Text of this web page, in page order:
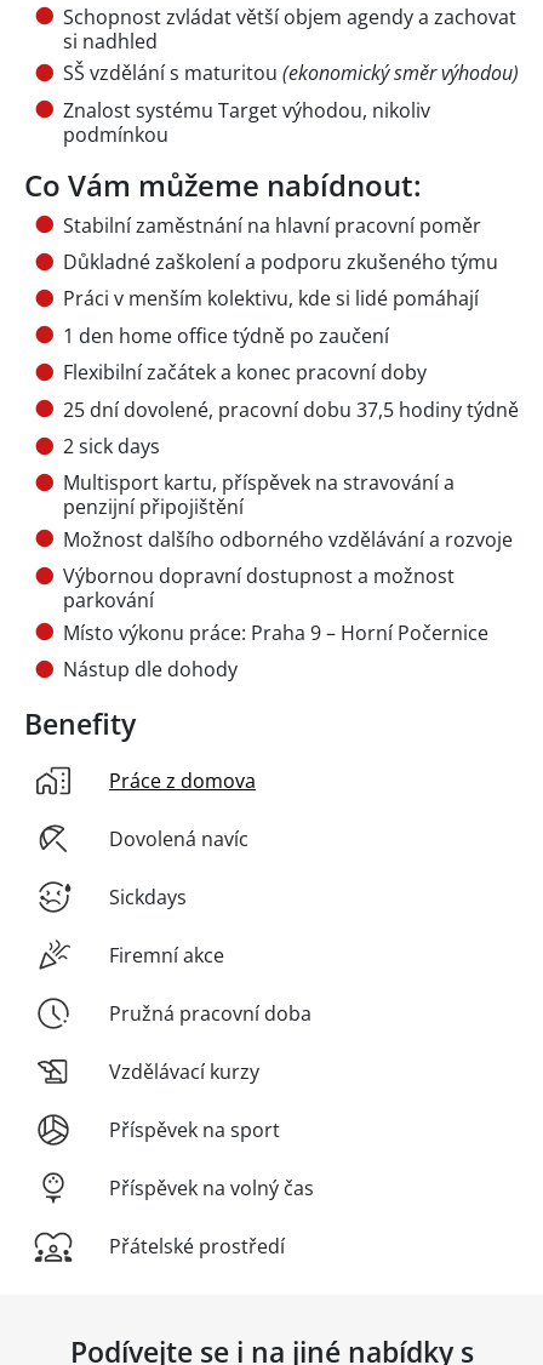
Schopnost zvládat větší objem agendy a zachovat
si nadhled
SŠ vzdělání s maturitou (ekonomický směr výhodou)
Znalost systému Target výhodou, nikoliv
podmínkou
Co Vám můžeme nabídnout:
Stabilní zaměstnání na hlavní pracovní poměr
Důkladné zaškolení a podporu zkušeného týmu
Práci v menším kolektivu, kde si lidé pomáhají
1 den home office týdně po zaučení
Flexibilní začátek a konec pracovní doby
25 dní dovolené, pracovní dobu 37,5 hodiny týdně
2 sick days
Multisport kartu, příspěvek na stravování a
penzijní připojištění
Možnost dalšího odborného vzdělávání a rozvoje
Výbornou dopravní dostupnost a možnost
parkování
Místo výkonu práce: Praha 9 – Horní Počernice
Nástup dle dohody
Benefity
Práce z domova
Dovolená navíc
Sickdays
Firemní akce
Pružná pracovní doba
Vzdělávací kurzy
Příspěvek na sport
Příspěvek na volný čas
Přátelské prostředí
Podívejte se i na jiné nabídky s